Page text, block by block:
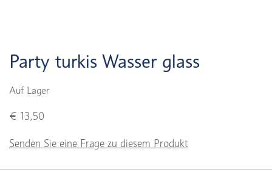
Party turkis Wasser glass
Auf Lager
€ 13,50
Senden Sie eine Frage zu diesem Produkt